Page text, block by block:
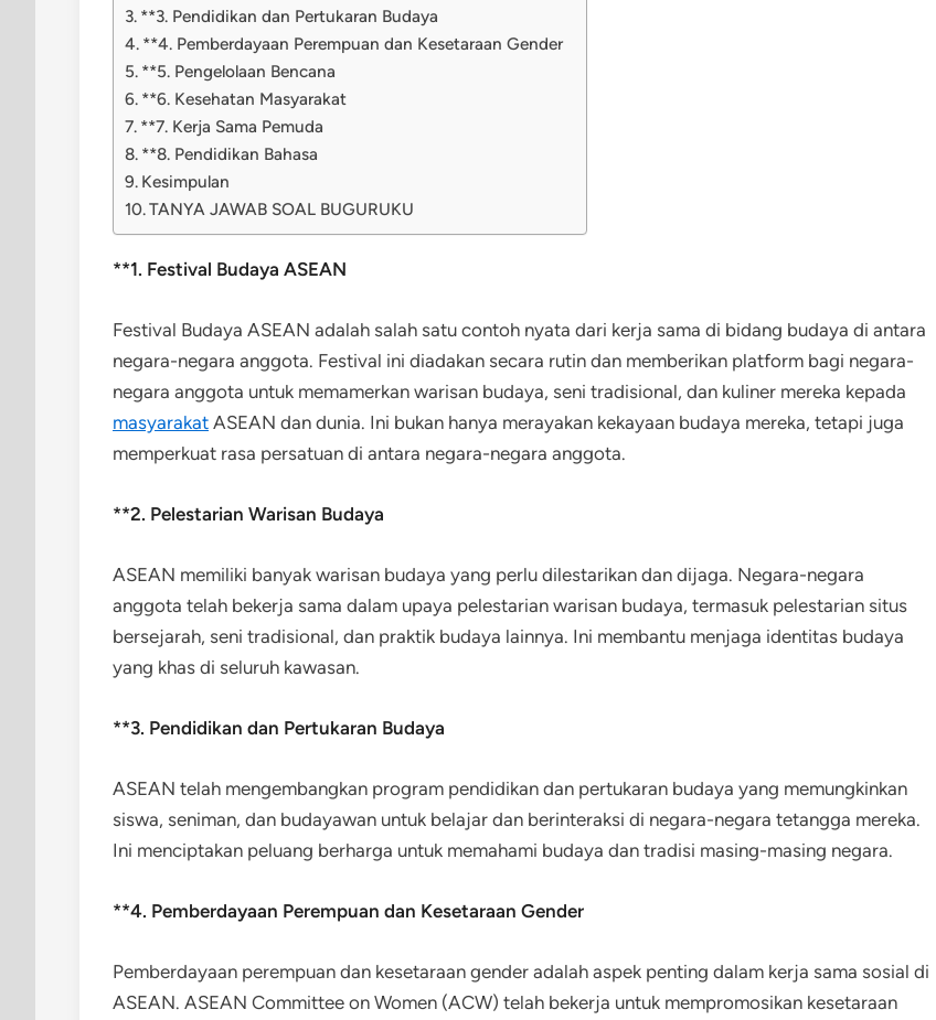
**3. Pendidikan dan Pertukaran Budaya
**4. Pemberdayaan Perempuan dan Kesetaraan Gender
**5. Pengelolaan Bencana
**6. Kesehatan Masyarakat
**7. Kerja Sama Pemuda
**8. Pendidikan Bahasa
Kesimpulan
TANYA JAWAB SOAL BUGURUKU
**1. Festival Budaya ASEAN
Festival Budaya ASEAN adalah salah satu contoh nyata dari kerja sama di bidang budaya di antara
negara-negara anggota. Festival ini diadakan secara rutin dan memberikan platform bagi negara-
negara anggota untuk memamerkan warisan budaya, seni tradisional, dan kuliner mereka kepada
masyarakat ASEAN dan dunia. Ini bukan hanya merayakan kekayaan budaya mereka, tetapi juga
memperkuat rasa persatuan di antara negara-negara anggota.
**2. Pelestarian Warisan Budaya
ASEAN memiliki banyak warisan budaya yang perlu dilestarikan dan dijaga. Negara-negara
anggota telah bekerja sama dalam upaya pelestarian warisan budaya, termasuk pelestarian situs
bersejarah, seni tradisional, dan praktik budaya lainnya. Ini membantu menjaga identitas budaya
yang khas di seluruh kawasan.
**3. Pendidikan dan Pertukaran Budaya
ASEAN telah mengembangkan program pendidikan dan pertukaran budaya yang memungkinkan
siswa, seniman, dan budayawan untuk belajar dan berinteraksi di negara-negara tetangga mereka.
Ini menciptakan peluang berharga untuk memahami budaya dan tradisi masing-masing negara.
**4. Pemberdayaan Perempuan dan Kesetaraan Gender
Pemberdayaan perempuan dan kesetaraan gender adalah aspek penting dalam kerja sama sosial di
ASEAN. ASEAN Committee on Women (ACW) telah bekerja untuk mempromosikan kesetaraan